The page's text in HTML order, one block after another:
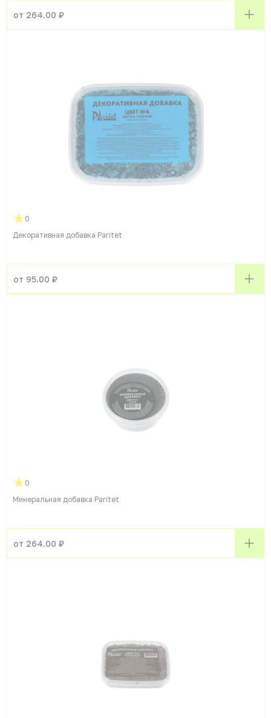
от 264.00 ₽
0
Декоративная добавка Paritet
от 95.00 ₽
0
Минеральная добавка Paritet
от 264.00 ₽